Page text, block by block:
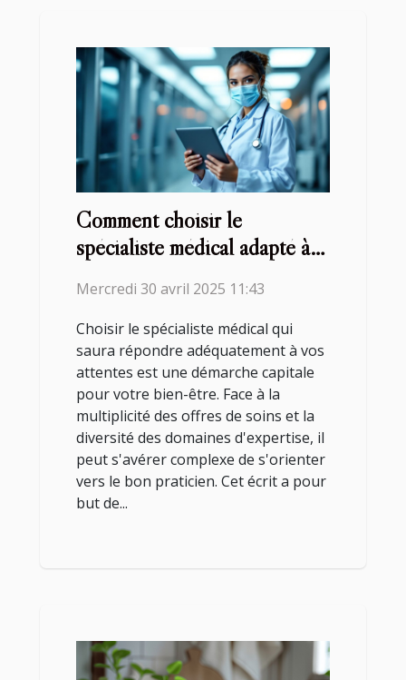
Comment choisir le
spécialiste médical adapté à
Mercredi 30 avril 2025 11:43
Choisir le spécialiste médical qui
saura répondre adéquatement à vos
attentes est une démarche capitale
pour votre bien-être. Face à la
multiplicité des offres de soins et la
diversité des domaines d'expertise, il
peut s'avérer complexe de s'orienter
vers le bon praticien. Cet écrit a pour
but de...